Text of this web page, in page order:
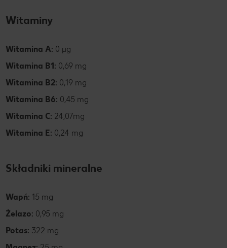
Witaminy
Witamina A: 0 µg
Witamina B1: 0,69 mg
Witamina B2: 0,19 mg
Witamina B6: 0,45 mg
Witamina C: 24,07mg
Witamina E: 0,24 mg
Składniki mineralne
Wapń: 15 mg
Żelazo: 0,95 mg
Potas: 322 mg